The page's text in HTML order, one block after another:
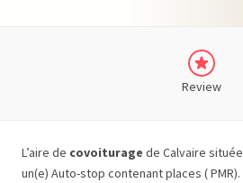
Review
L’aire de covoiturage de Calvaire située
un(e) Auto-stop contenant places ( PMR).